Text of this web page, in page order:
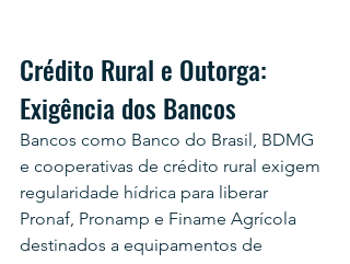
Crédito Rural e Outorga:
Exigência dos Bancos
Bancos como Banco do Brasil, BDMG
e cooperativas de crédito rural exigem
regularidade hídrica para liberar
Pronaf, Pronamp e Finame Agrícola
destinados a equipamentos de